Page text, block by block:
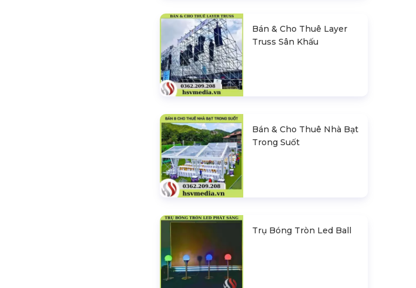
Bán & Cho Thuê Layer
Truss Sân Khấu
Bán & Cho Thuê Nhà Bạt
Trong Suốt
Trụ Bóng Tròn Led Ball